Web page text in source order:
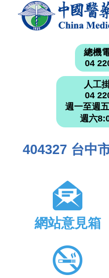
總機
04
人工
04
週一至週
週六
404327 台中
網站意見箱